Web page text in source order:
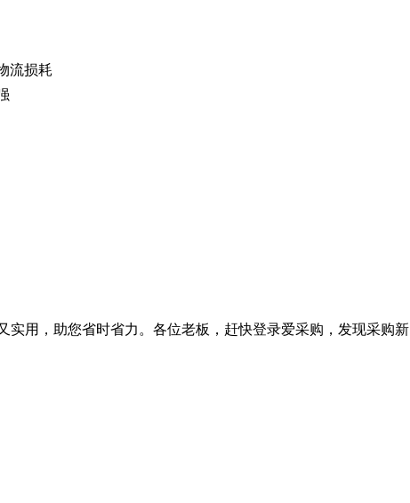
流损耗
实用，助您省时省力。各位老板，赶快登录爱采购，发现采购新